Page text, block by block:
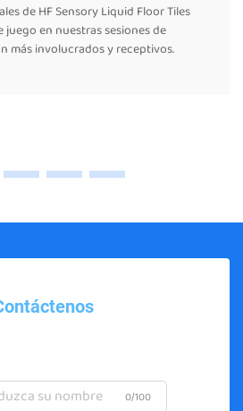
de HF Sensory Liquid Floor Tiles
en nuestras sesiones de
más involucrados y receptivos.
0/100